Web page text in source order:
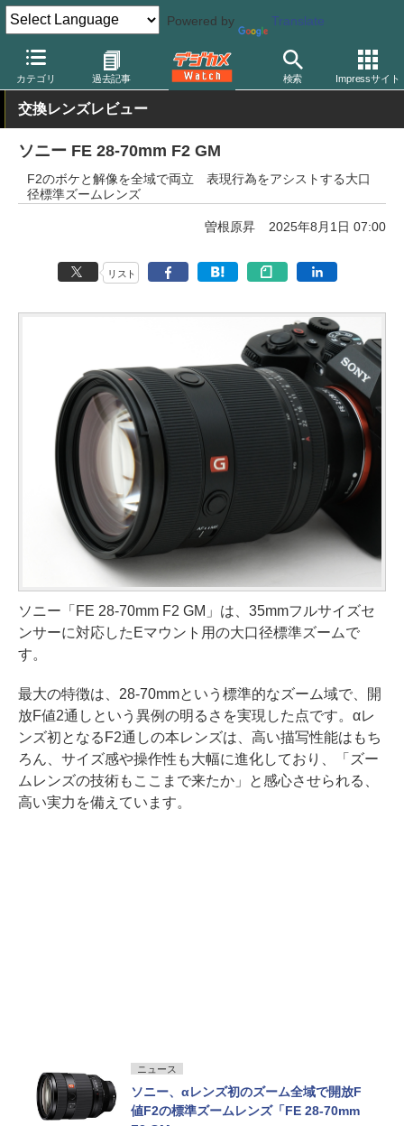
Powered by Translate
カテゴリ 過去記事 検索 Impressサイト
デジカメ Watch レンズ 交換レンズ ソニー
交換レンズレビュー
ソニー FE 28-70mm F2 GM
F2のボケと解像を全域で両立 表現行為をアシストする大口
径標準ズームレンズ
曽根原昇 2025年8月1日 07:00
リスト
ソニー「FE 28-70mm F2 GM」は、35mmフルサイズセ
ンサーに対応したEマウント用の大口径標準ズームで
す。
最大の特徴は、28-70mmという標準的なズーム域で、開
放F値2通しという異例の明るさを実現した点です。αレ
ンズ初となるF2通しの本レンズは、高い描写性能はもち
ろん、サイズ感や操作性も大幅に進化しており、「ズー
ムレンズの技術もここまで来たか」と感心させられる、
高い実力を備えています。
ニュース
ソニー、αレンズ初のズーム全域で開放F
値F2の標準ズームレンズ「FE 28-70mm